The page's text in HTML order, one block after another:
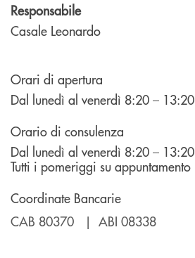
Responsabile
Casale Leonardo
Orari di apertura
Dal lunedì al venerdì 8:20 – 13:20
Orario di consulenza
Dal lunedì al venerdì 8:20 – 13:20
Tutti i pomeriggi su appuntamento
Coordinate Bancarie
CAB 80370 | ABI 08338